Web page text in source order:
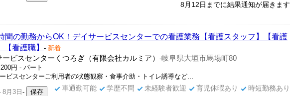
8月12日までに結果通知が届きます
間の勤務からOK！デイサービスセンターでの看護業務【看護スタッフ】【看護
【看護職】 - 新着
ービスセンターくつろぎ（有限会社カルミア） -岐阜県大垣市馬場町80
円 - パート
ビスセンターご利用者の状態観察・食事介助・トイレ誘導など...
8月3日 - 車通勤可能 学歴不問 未経験者歓迎 育児休暇あり
時短勤務あり